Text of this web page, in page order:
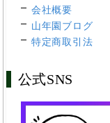
会社概要
山年園ブログ
特定商取引法
公式SNS